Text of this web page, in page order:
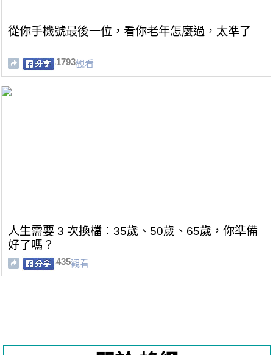
從你手機號最後一位，看你老年怎麼過，太凖了
1793觀看
人生需要 3 次換檔：35歲、50歲、65歲，你準備
好了嗎？
435觀看